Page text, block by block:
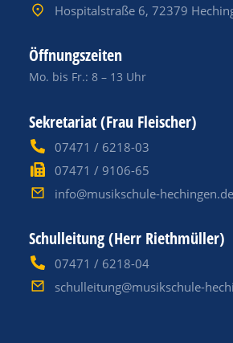
Hospitalstraße 6, 72379
Öffnungszeiten
Mo. bis Fr.: 8 – 13 Uhr
Sekretariat (Frau Fleischer)
07471 / 6218-03
07471 / 9106-65
info@musikschule-hechingen.de
Schulleitung (Herr Riethmüller)
07471 / 6218-04
schulleitung@musikschule-